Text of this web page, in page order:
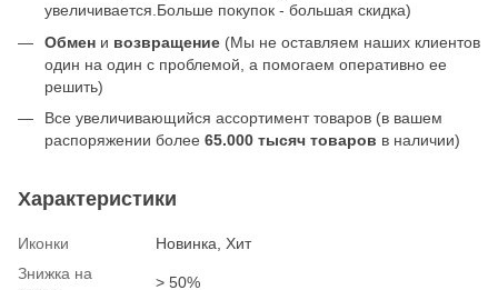
увеличивается.Больше покупок - большая скидка)
Обмен и возвращение (Мы не оставляем наших клиентов
один на один с проблемой, а помогаем оперативно ее
решить)
Все увеличивающийся ассортимент товаров (в вашем
распоряжении более 65.000 тысяч товаров в наличии)
Характеристики
Иконки
Новинка, Хит
Знижка на
> 50%